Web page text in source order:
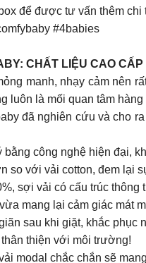
để được tư vấn thêm chi
#4babies
CHẤT LIỆU CAO CẤP
manh, nhạy cảm nên
luôn là mối quan tâm
đã nghiên cứu và cho
công nghệ hiện đại,
so với vải cotton, đem lại
sợi vải có cấu trúc
mang lại cảm giác mát
sau khi giặt, khắc phục
thiện với môi trường!
modal chắc chắn sẽ